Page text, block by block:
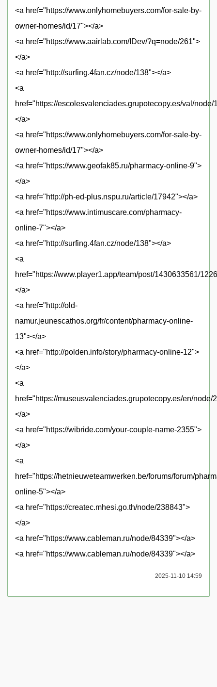
<a href="https://www.onlyhomebuyers.com/for-sale-by-
owner-homes/id/17"></a>
<a href="https://www.aairlab.com/IDev/?q=node/261">
</a>
<a href="http://surfing.4fan.cz/node/138"></a>
<a
href="https://escolesvalenciades.grupotecopy.es/val/node/
</a>
<a href="https://www.onlyhomebuyers.com/for-sale-by-
owner-homes/id/17"></a>
<a href="https://www.geofak85.ru/pharmacy-online-9">
</a>
<a href="http://ph-ed-plus.nspu.ru/article/17942"></a>
<a href="https://www.intimuscare.com/pharmacy-
online-7"></a>
<a href="http://surfing.4fan.cz/node/138"></a>
<a
href="https://www.player1.app/team/post/1430633561/
</a>
<a href="http://old-
namur.jeunescathos.org/fr/content/pharmacy-online-
13"></a>
<a href="http://polden.info/story/pharmacy-online-12">
</a>
<a
href="https://museusvalenciades.grupotecopy.es/en/node/
</a>
<a href="https://wibride.com/your-couple-name-2355">
</a>
<a
href="https://hetnieuweteamwerken.be/forums/forum/
online-5"></a>
<a href="https://createc.mhesi.go.th/node/238843">
</a>
<a href="https://www.cableman.ru/node/84339"></a>
<a href="https://www.cableman.ru/node/84339"></a>
2025-11-10 14:59